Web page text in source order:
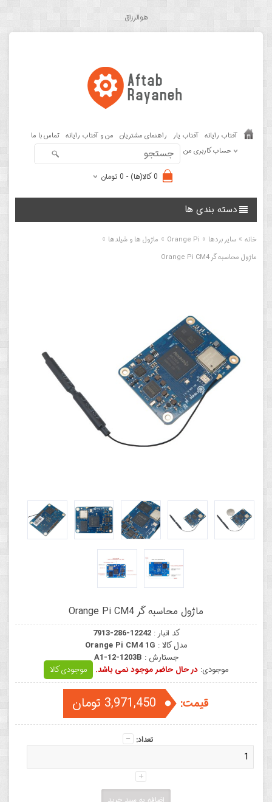
هوالرزاق
آفتاب رایانه آفتاب یار راهنمای مشتریان من و آفتاب رایانه تماس با ما
حساب کاربری من
0 کالا(ها) - 0 تومان
دسته بندی ها
خانه » سایر بردها »
Orange Pi
» ماژول ها و شیلدها »
ماژول محاسبه گر Orange Pi CM4
ماژول محاسبه گر Orange Pi CM4
کد انبار :7913-286-12242
مدل کالا : Orange Pi CM4 1G
جستارش : A1-12-1203B
موجودی: در حال حاضر موجود نمی باشد. موجودی کالا
قیمت: 3,971,450 تومان
تعداد: